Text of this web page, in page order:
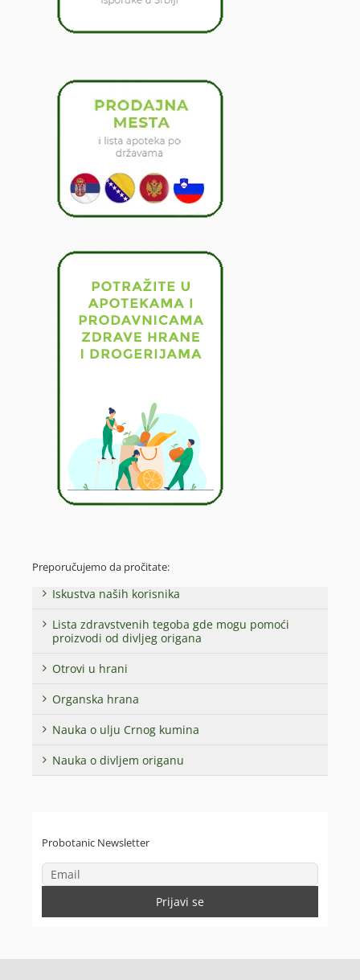
Preporučujemo da pročitate:
Iskustva naših korisnika
Lista zdravstvenih tegoba gde mogu pomoći
proizvodi od divljeg origana
Otrovi u hrani
Organska hrana
Nauka o ulju Crnog kumina
Nauka o divljem origanu
Probotanic Newsletter